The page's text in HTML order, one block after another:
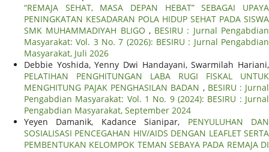
“REMAJA SEHAT, MASA DEPAN HEBAT” SEBAGAI UPAYA
PENINGKATAN KESADARAN POLA HIDUP SEHAT PADA SISWA
SMK MUHAMMADIYAH BLIGO , BESIRU : Jurnal Pengabdian
Masyarakat: Vol. 3 No. 7 (2026): BESIRU : Jurnal Pengabdian
Masyarakat, Juli 2026
Debbie Yoshida, Yenny Dwi Handayani, Swarmilah Hariani,
PELATIHAN PENGHITUNGAN LABA RUGI FISKAL UNTUK
MENGHITUNG PAJAK PENGHASILAN BADAN , BESIRU : Jurnal
Pengabdian Masyarakat: Vol. 1 No. 9 (2024): BESIRU : Jurnal
Pengabdian Masyarakat, September 2024
Yeyen Damanik, Kadance Sianipar, PENYULUHAN DAN
SOSIALISASI PENCEGAHAN HIV/AIDS DENGAN LEAFLET SERTA
PEMBENTUKAN KELOMPOK TEMAN SEBAYA PADA REMAJA DI